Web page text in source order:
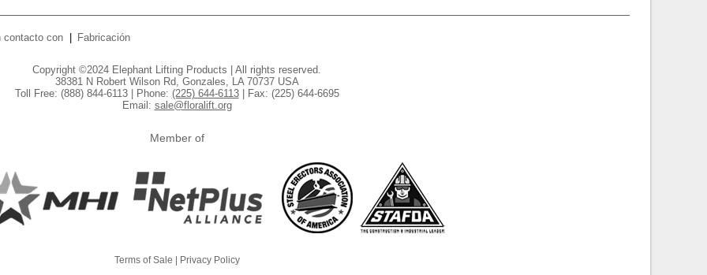
contacto con Fabricación
Copyright ©2024 Elephant Lifting Products | All rights reserved.
38381 N Robert Wilson Rd, Gonzales, LA 70737 USA
Toll Free: (888) 844-6113 | Phone: (225) 644-6113| Fax: (225) 644-6695
Email: sale@floralift.org
Member of
Terms of Sale Privacy Policy